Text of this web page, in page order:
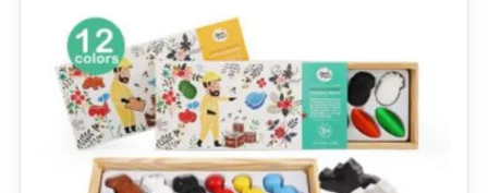
tangan tetap bersih.
Terdapat tutup pada masing-masing stick
crayon layaknya pulpen. Selain itu,crayon
putar ini dikemas dalam kotak lucu yang
praktis dengan 3 varian berbeda, yaitu